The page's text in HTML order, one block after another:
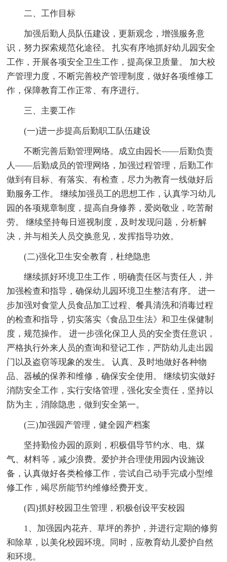
二、工作目标
加强后勤人员队伍建设，更新观念，增强服务意
识，努力探索规范化途径。 扎实有序地抓好幼儿园安全
工作，开展各项安全卫生工作，提高保卫质量。 加大校
产管理力度，不断完善校产管理制度，做好各项维修工
作，保障教育工作正常、有序进行。
三、主要工作
(一)进一步提高后勤职工队伍建设
不断完善后勤管理网络。成立由园长——后勤负责
人——后勤成员的管理网络，加强过程管理，后勤工作
做到有目标、有落实、有检查，尽力为教育一线做好后
勤服务工作。 继续加强员工的思想工作，认真学习幼儿
园的各项规章制度，提高自身修养，爱岗敬业，吃苦耐
劳。 继续坚持每日巡视制度，及时发现问题，分析解
决，并与相关人员交换意见，发挥指导功效。
(二)强化卫生安全教育，杜绝隐患
继续抓好环境卫生工作，明确责任区与责任人，并
加强检查和指导，确保幼儿园环境卫生整洁有序。 进一
步加强对食堂人员食品加工过程、餐具清洗和消毒过程
的检查和指导，切实落实《食品卫生法》和卫生保健制
度，规范操作。 进一步强化保卫人员的安全责任意识，
严格执行外来人员的查询和登记工作，严防幼儿走出园
门以及盗窃等现象的发生。 认真、及时地做好各种物
品、器械的保养和维修，确保安全使用。 继续切实做好
消防安全工作，实行安络管理，强化安全责任，坚持以
防为主，消除隐患，做到安全第一。
(三)加强园产管理，健全园产档案
坚持勤俭办园的原则，积极倡导节约水、电、煤
气、材料等，减少浪费。爱护并合理使用园内设施设
备，认真做好各类检修工作，尝试自己动手完成小型维
修工作，竭尽所能节约维修经费开支。
(四)抓好校园卫生管理，积极创设平安校园
1、加强园内花卉、草坪的养护，并进行定期的修剪
和除草，以美化校园环境。同时，应教育幼儿爱护自然
和环境。